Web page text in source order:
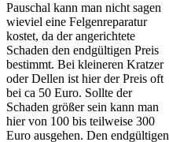
Pauschal kann man nicht sagen
wieviel eine Felgenreparatur
kostet, da der angerichtete
Schaden den endgültigen Preis
bestimmt. Bei kleineren Kratzer
oder Dellen ist hier der Preis oft
bei ca 50 Euro. Sollte der
Schaden größer sein kann man
hier von 100 bis teilweise 300
Euro ausgehen. Den endgültigen